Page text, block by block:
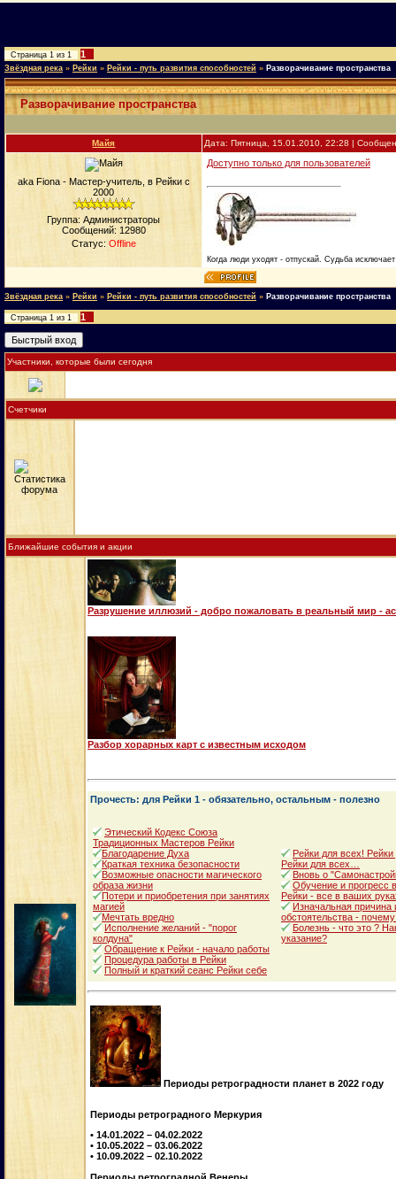
Страница 1 из 1 1
Звёздная река » Рейки » Рейки - путь развития способностей » Разворачивание пространства
Разворачивание пространства
Майя Дата: Пятница, 15.01.2010, 22:28 |
aka Fiona - Мастер-учитель, в Рейки с
2000
Группа: Администраторы
Сообщений: 12980
Статус: Offline
Доступно только для пользователей
Когда люди уходят - отпускай. Судьба
Звёздная река » Рейки » Рейки - путь развития способностей » Разворачивание пространства
Страница 1 из 1 1
Участники, которые были сегодня
Счетчики
Ближайшие события и акции
Разрушение иллюзий - добро пожаловать в реальный мир -
Разбор хорарных карт с известным исходом
Прочесть: для Рейки 1 - обязательно, остальным - полезно
Этический Кодекс Союза
Традиционных Мастеров Рейки
Благодарение Духа
Краткая техника безопасности
Возможные опасности магического
образа жизни
Потери и приобретения при занятиях
магией
Мечтать вредно
Исполнение желаний - "порог
колдуна"
Обращение к Рейки - начало работы
Процедура работы в Рейки
Полный и краткий сеанс Рейки себе
Рейки для всех!
Рейки для всех…
Вновь о
Обучение и прогресс
Рейки - все в ваших
Изначальная
обстоятельства -
Болезнь - что это ?
указание?
Периоды ретроградности планет в 2022 году
Периоды ретроградного Меркурия
• 14.01.2022 – 04.02.2022
• 10.05.2022 – 03.06.2022
• 10.09.2022 – 02.10.2022